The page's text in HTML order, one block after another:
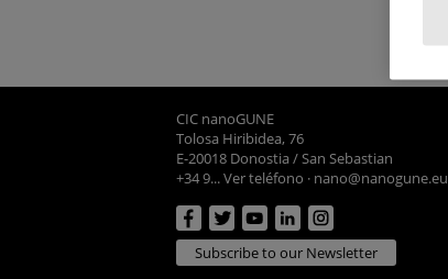
CIC nanoGUNE
Tolosa Hiribidea, 76
E-20018 Donostia / San Sebastian
+34 9... Ver teléfono · nano@nanogune.eu
Subscribe to our Newsletter